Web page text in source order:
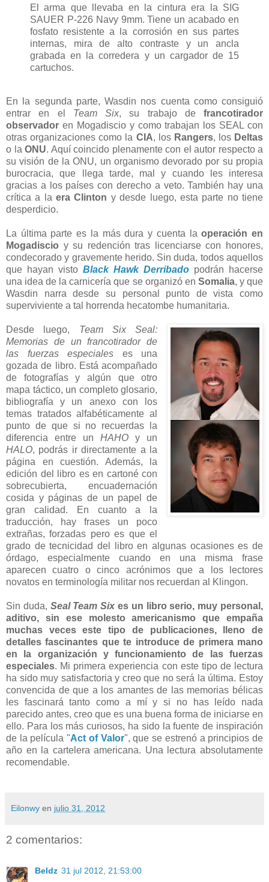
El arma que llevaba en la cintura era la SIG
SAUER P-226 Navy 9mm. Tiene un acabado en
fosfato resistente a la corrosión en sus partes
internas, mira de alto contraste y un ancla
grabada en la corredera y un cargador de 15
cartuchos.
En la segunda parte, Wasdin nos cuenta como consiguió
entrar en el Team Six, su trabajo de francotirador
observador en Mogadiscio y como trabajan los SEAL con
otras organizaciones como la CIA, los Rangers, los Deltas
o la ONU. Aquí coincido plenamente con el autor respecto a
su visión de la ONU, un organismo devorado por su propia
burocracia, que llega tarde, mal y cuando les interesa
gracias a los países con derecho a veto. También hay una
crítica a laera Clinton y desde luego, esta parte no tiene
desperdicio.
La última parte es la más dura y cuenta laoperación en
Mogadiscio y su redención tras licenciarse con honores,
condecorado y gravemente herido. Sin duda, todos aquellos
que hayan visto Black Hawk Derribado podrán hacerse
una idea de la carnicería que se organizó en Somalia, y que
Wasdin narra desde su personal punto de vista como
superviviente a tal horrenda hecatombe humanitaria.
Desde luego, Team Six Seal:
Memorias de un francotirador de
las fuerzas especiales es una
gozada de libro. Está acompañado
de fotografías y algún que otro
mapa táctico, un completo glosario,
bibliografía y un anexo con los
temas tratados alfabéticamente al
punto de que si no recuerdas la
diferencia entre unHAHO y un
HALO, podrás ir directamente a la
página en cuestión. Además, la
edición del libro es en cartoné con
sobrecubierta, encuadernación
cosida y páginas de un papel de
gran calidad. En cuanto a la
traducción, hay frases un poco
extrañas, forzadas pero es que el
grado de tecnicidad del libro en algunas ocasiones es de
órdago, especialmente cuando en una misma frase
aparecen cuatro o cinco acrónimos que a los lectores
novatos en terminología militar nos recuerdan al Klingon.
Sin duda, Seal Team Six es un
libro serio, muy personal,
aditivo, sin ese molesto americanismo que empaña
muchas veces este tipo de publicaciones, lleno de
detalles fascinantes que te introduce de primera mano
en la organización y funcionamiento de las fuerzas
especiales. Mi primera experiencia con este tipo de lectura
ha sido muy satisfactoria y creo que no será la última. Estoy
convencida de que a los amantes de las memorias bélicas
les fascinará tanto como a mí y si no has leído nada
parecido antes, creo que es una buena forma de iniciarse en
ello. Para los más curiosos, ha sido la fuente de inspiración
de la película "Act of Valor", que se estrenó a principios de
año en la cartelera americana. Una lectura absolutamente
recomendable.
Eilonwy en julio 31, 2012
2 comentarios:
Beldz 31 jul 2012, 21:53:00